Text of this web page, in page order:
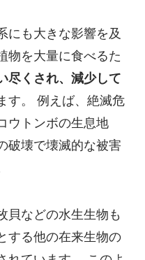
にも大きな影響を及
物を大量に食べるた
尽くされ、減少して
す。 例えば、絶滅危
ウトンボの生息地
破壊で壊滅的な被害
貝などの水生生物も
する他の在来生物の